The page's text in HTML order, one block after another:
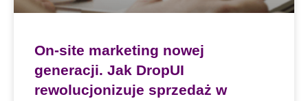
On-site marketing nowej
generacji. Jak DropUI
rewolucjonizuje sprzedaż w